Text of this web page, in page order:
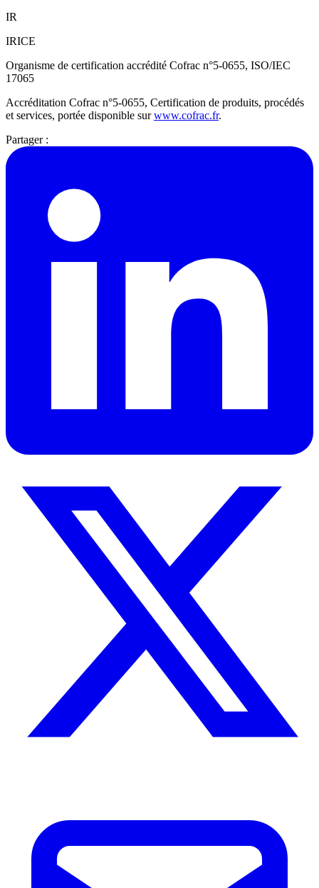
IR
IRICE
Organisme de certification accrédité Cofrac n°5-0655, ISO/IEC
17065
Accréditation Cofrac n°5-0655, Certification de produits, procédés
et services, portée disponible surwww.cofrac.fr.
Partager :